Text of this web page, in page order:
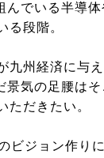
でいる半導
段階。
九州経済に与
気の足腰は
だきたい。
ビジョン作